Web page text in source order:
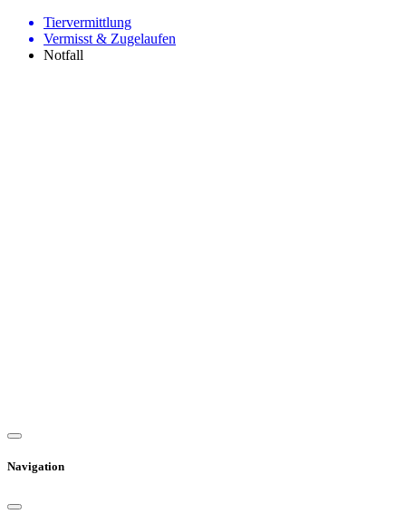
Tiervermittlung
Vermisst & Zugelaufen
Notfall
Navigation